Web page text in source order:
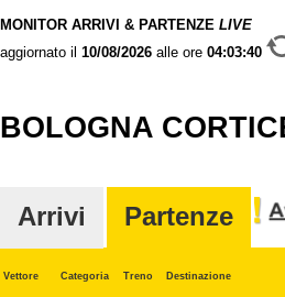
MONITOR ARRIVI & PARTENZE LIVE
aggiornato il 10/08/2026 alle ore 04:03:40
BOLOGNA
Arrivi Partenze
Vettore Categoria Treno Destinazione